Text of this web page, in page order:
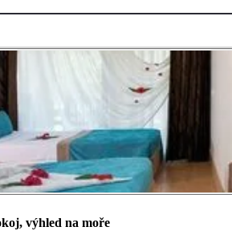
výhled na moře